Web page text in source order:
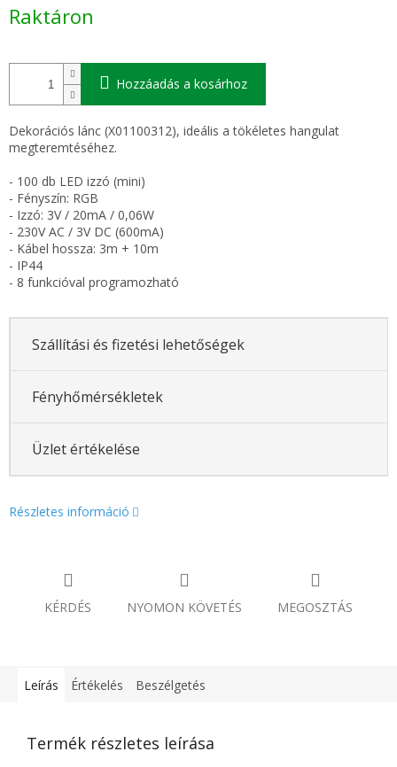
Raktáron
Hozzáadás a kosárhoz
Dekorációs lánc (X01100312), ideális a tökéletes hangulat
megteremtéséhez.
- 100 db LED izzó (mini)
- Fényszín: RGB
- Izzó: 3V / 20mA / 0,06W
- 230V AC / 3V DC (600mA)
- Kábel hossza: 3m + 10m
- IP44
- 8 funkcióval programozható
Szállítási és fizetési lehetőségek
Fényhőmérsékletek
Üzlet értékelése
Részletes információ
KÉRDÉS NYOMON KÖVETÉS MEGOSZTÁS
Leírás Értékelés Beszélgetés
Termék részletes leírása